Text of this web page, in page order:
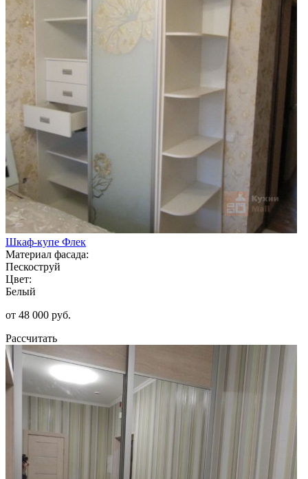
Шкаф-купе Флек
Материал фасада:
Пескоструй
Цвет:
Белый
от 48 000 руб.
Рассчитать